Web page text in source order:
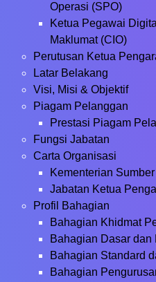
Operasi (SPO)
Ketua Pegawai
Maklumat (CIO)
Perutusan Ketua
Latar Belakang
Visi, Misi & Objektif
Piagam Pelanggan
Prestasi Piagam
Fungsi Jabatan
Carta Organisasi
Kementerian
Jabatan Ketua
Profil Bahagian
Bahagian Khidmat
Bahagian Dasar
Bahagian Standard
Bahagian